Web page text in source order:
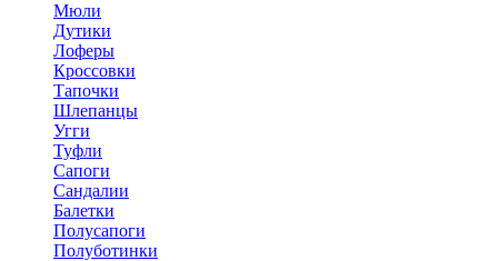
Мюли
Дутики
Лоферы
Кроссовки
Тапочки
Шлепанцы
Угги
Туфли
Сапоги
Сандалии
Балетки
Полусапоги
Полуботинки